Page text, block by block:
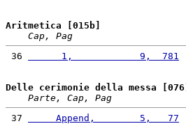
Aritmetica [015b]
Cap, Pag
36
      1,            9,  781
Delle cerimonie della messa [076]
Parte, Cap, Pag
37
     Append,        5,   77